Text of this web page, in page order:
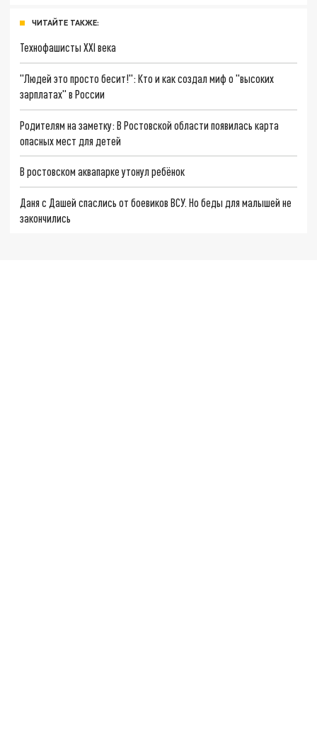
ЧИТАЙТЕ ТАКЖЕ:
Технофашисты XXI века
"Людей это просто бесит!": Кто и как создал миф о "высоких
зарплатах" в России
Родителям на заметку: В Ростовской области появилась карта
опасных мест для детей
В ростовском аквапарке утонул ребёнок
Даня с Дашей спаслись от боевиков ВСУ. Но беды для малышей не
закончились